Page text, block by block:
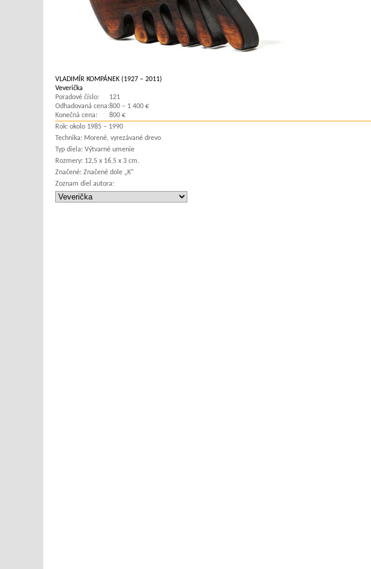
VLADIMÍR KOMPÁNEK (1927 – 2011)
Veverička
Poradové číslo:
121
Odhadovaná cena:800 – 1 400 €
Konečná cena:
800 €
Rok: okolo 1985 – 1990
Technika: Morené, vyrezávané drevo
Typ diela: Výtvarné umenie
Rozmery: 12,5 x 16,5 x 3 cm.
Značené: Značené dole „K“
Zoznam diel autora: